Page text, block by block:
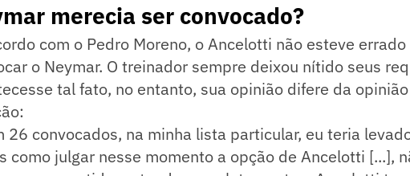
merecia ser convocado?
com o Pedro Moreno, o Ancelotti não esteve
o Neymar. O treinador sempre deixou nítido seus
tal fato, no entanto, sua opinião difere da
26 convocados, na minha lista particular, eu teria
como julgar nesse momento a opção de Ancelotti [...],